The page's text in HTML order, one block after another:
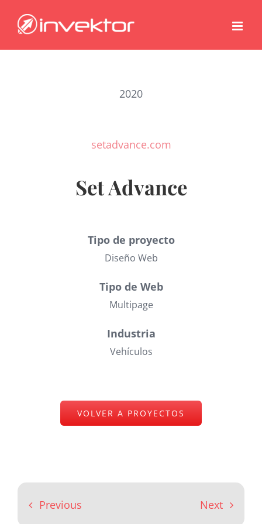
2020
setadvance.com
Set Advance
Tipo de proyecto
Diseño Web
Tipo de Web
Multipage
Industria
Vehículos
VOLVER A PROYECTOS
Previous Next